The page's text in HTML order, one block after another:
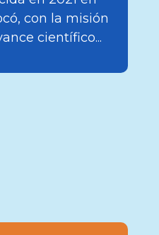
con la misión
científico...